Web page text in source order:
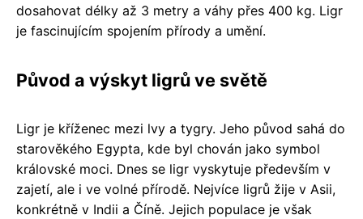
dosahovat délky až 3 metry a váhy přes 400 kg. Ligr
je fascinujícím spojením přírody a umění.
Původ a výskyt ligrů ve světě
Ligr je kříženec mezi lvy a tygry. Jeho původ sahá do
starověkého Egypta, kde byl chován jako symbol
královské moci. Dnes se ligr vyskytuje především v
zajetí, ale i ve volné přírodě. Nejvíce ligrů žije v Asii,
konkrétně v Indii a Číně. Jejich populace je však